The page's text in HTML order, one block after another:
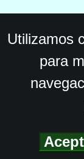
Utilizamos
para